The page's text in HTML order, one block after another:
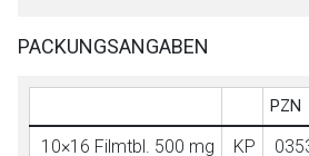
PACKUNGSANGABEN
PZN
10×16 Filmtbl. 500 mg KP